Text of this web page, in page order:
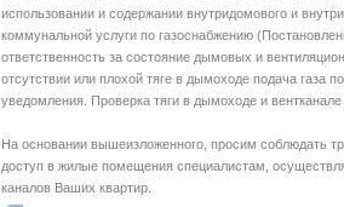
использовании и содержании внутридомового и
коммунальной услуги по газоснабжению
ответственность за состояние дымовых и
отсутствии или плохой тяге в дымоходе подача газа
уведомления. Проверка тяги в дымоходе и
На основании вышеизложенного, просим соблюдать
доступ в жилые помещения специалистам,
каналов Ваших квартир.